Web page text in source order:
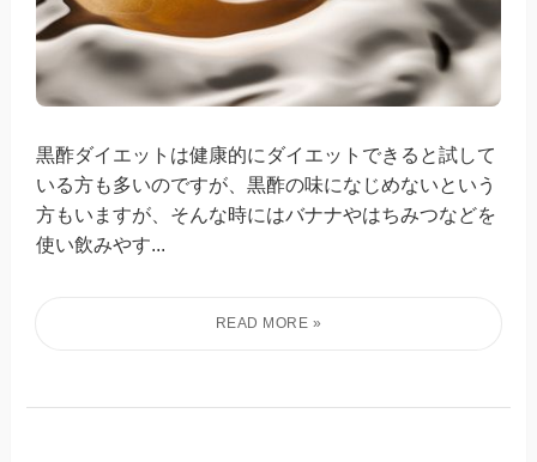
黒酢ダイエットは健康的にダイエットできると試して
いる方も多いのですが、黒酢の味になじめないという
方もいますが、そんな時にはバナナやはちみつなどを
使い飲みやす...